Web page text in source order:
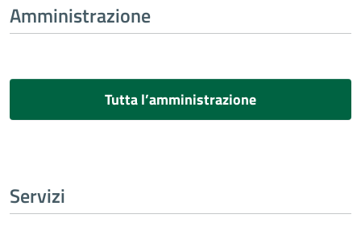
Amministrazione
Tutta l’amministrazione
Servizi